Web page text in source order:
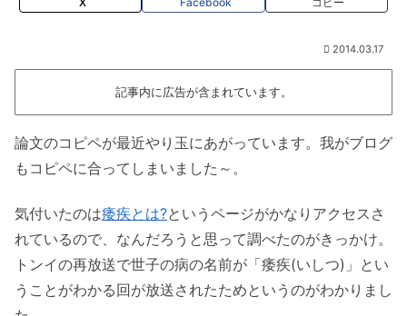
2014.03.17
記事内に広告が含まれています。
論文のコピペが最近やり玉にあがっています。我がブログ
もコピペに合ってしまいました～。
気付いたのは痿疾とは?というページがかなりアクセスさ
れているので、なんだろうと思って調べたのがきっかけ。
トンイの再放送で世子の病の名前が「痿疾(いしつ)」とい
うことがわかる回が放送されたためというのがわかりまし